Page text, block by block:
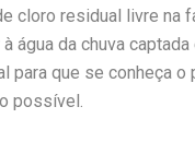
cloro residual livre na
da chuva captada
para que se conheça
possível.